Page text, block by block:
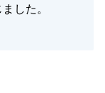
した。